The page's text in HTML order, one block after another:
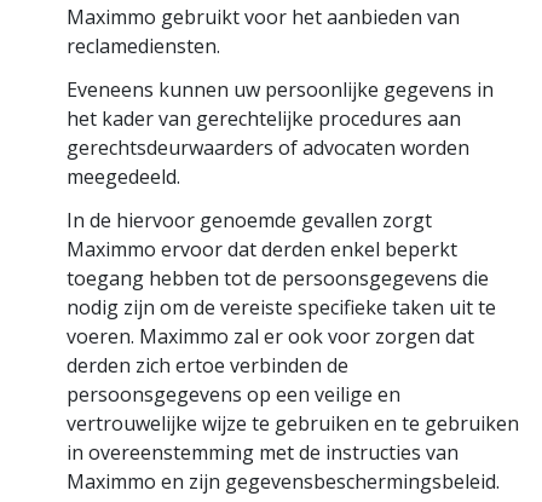
Maximmo gebruikt voor het aanbieden van
reclamediensten.
Eveneens kunnen uw persoonlijke gegevens in
het kader van gerechtelijke procedures aan
gerechtsdeurwaarders of advocaten worden
meegedeeld.
In de hiervoor genoemde gevallen zorgt
Maximmo ervoor dat derden enkel beperkt
toegang hebben tot de persoonsgegevens die
nodig zijn om de vereiste specifieke taken uit te
voeren. Maximmo zal er ook voor zorgen dat
derden zich ertoe verbinden de
persoonsgegevens op een veilige en
vertrouwelijke wijze te gebruiken en te gebruiken
in overeenstemming met de instructies van
Maximmo en zijn gegevensbeschermingsbeleid.